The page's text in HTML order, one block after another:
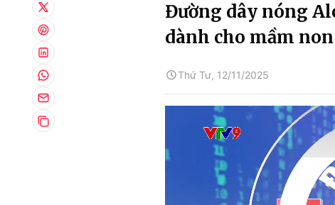
Đường dây nóng
dành cho mầm
Thứ Tư, 12/11/2025